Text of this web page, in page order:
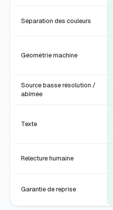
Séparation des couleurs
Géométrie machine
Source basse résolution /
abîmée
Texte
Relecture humaine
Garantie de reprise